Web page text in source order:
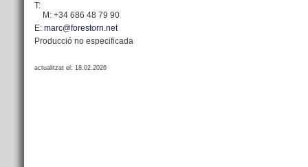
T:
M: +34 686 48 79 90
E: marc@forestorn.net
Producció no especificada
actualitzat el: 18.02.2026